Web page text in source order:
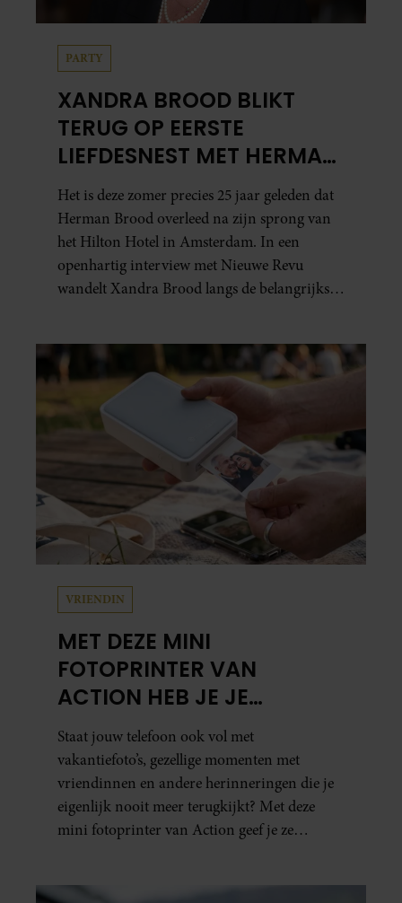
PARTY
XANDRA BROOD BLIKT
TERUG OP EERSTE
LIEFDESNEST MET HERMAN
BROOD: “HIER IS LOLA
GEBOREN”
Het is deze zomer precies 25 jaar geleden dat
Herman Brood overleed na zijn sprong van
het Hilton Hotel in Amsterdam. In een
openhartig interview met Nieuwe Revu
wandelt Xandra Brood langs de belangrijkste
Leidsedwarsstraat roept een stortvloed aan
herinneringen op. Daar begon hun leven
samen en werd dochter Lola geboren.
VRIENDIN
MET DEZE MINI
FOTOPRINTER VAN
ACTION HEB JE JE
FAVORIETE FOTO’S BINNEN
ÉÉN MINUUT IN HANDEN
Staat jouw telefoon ook vol met
vakantiefoto’s, gezellige momenten met
vriendinnen en andere herinneringen die je
eigenlijk nooit meer terugkijkt? Met deze
mini fotoprinter van Action geef je ze